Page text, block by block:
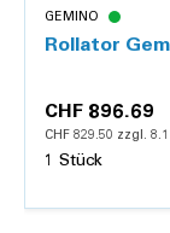
GEMINO
Rollator
CHF 896.69
CHF 829.50 zzgl.
1 Stück